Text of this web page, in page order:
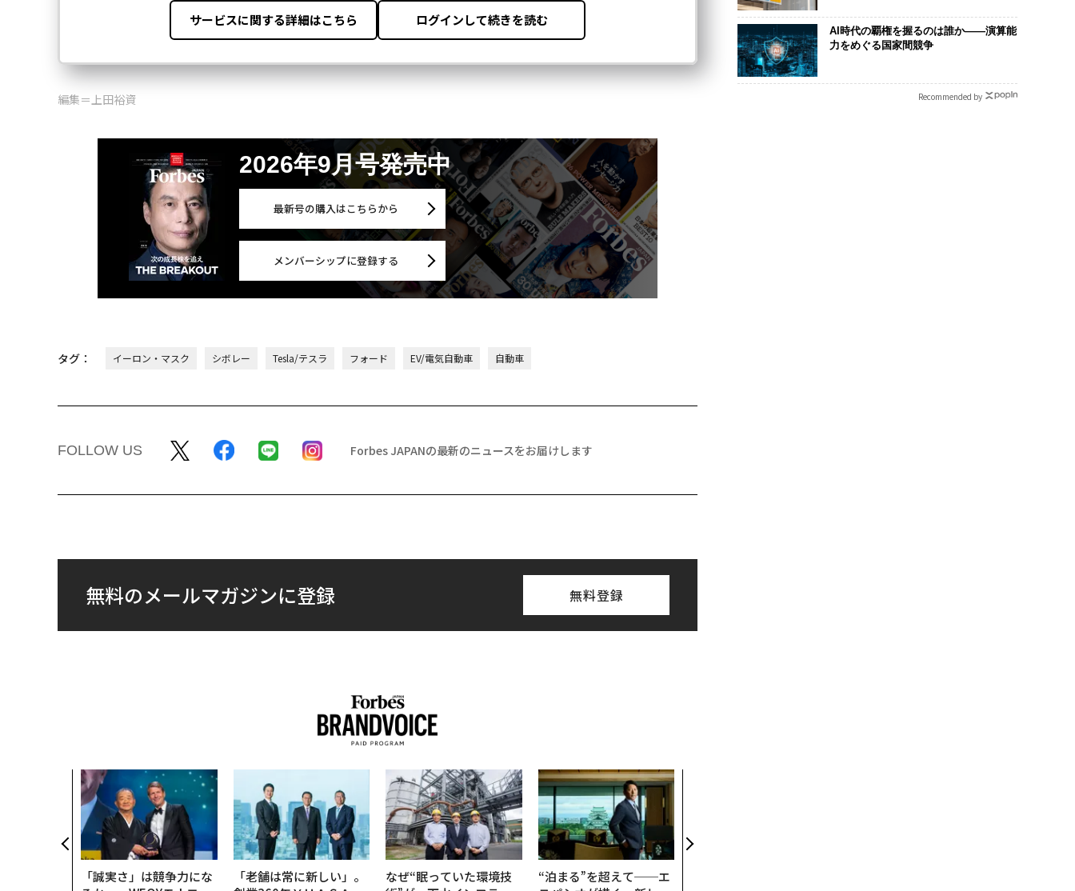
編集＝上田裕資
2026年9月号発売中
最新号の購入はこちらから
メンバーシップに登録する
タグ： イーロン・マスク シボレー Tesla/テスラ フォード EV/電気自動車 自動車
FOLLOW US Forbes JAPANの最新のニュースをお届けします
無料のメールマガジンに登録 無料登録
「誠実さ」は競争力にな
「老舗は常に新しい」。
なぜ“眠っていた環境技
“泊まる”を超えて──エ
AI時代の覇権を握るのは誰か――演算能
力をめぐる国家間競争
Recommended by